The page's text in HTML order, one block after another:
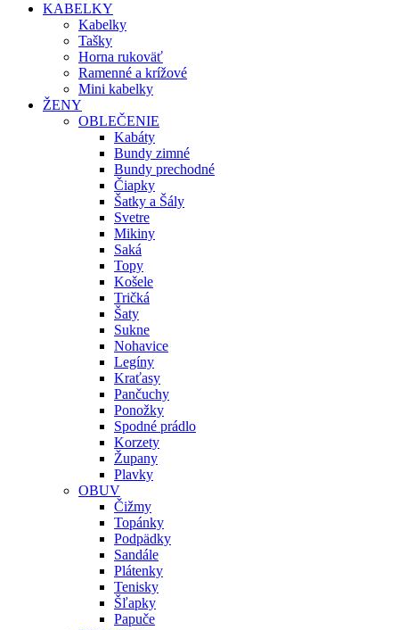
KABELKY
Kabelky
Tašky
Horna rukoväť
Ramenné a krížové
Mini kabelky
ŽENY
OBLEČENIE
Kabáty
Bundy zimné
Bundy prechodné
Čiapky
Šatky a Šály
Svetre
Mikiny
Saká
Topy
Košele
Tričká
Šaty
Sukne
Nohavice
Legíny
Kraťasy
Pančuchy
Ponožky
Spodné prádlo
Korzety
Župany
Plavky
OBUV
Čižmy
Topánky
Podpädky
Sandále
Plátenky
Tenisky
Šľapky
Papuče